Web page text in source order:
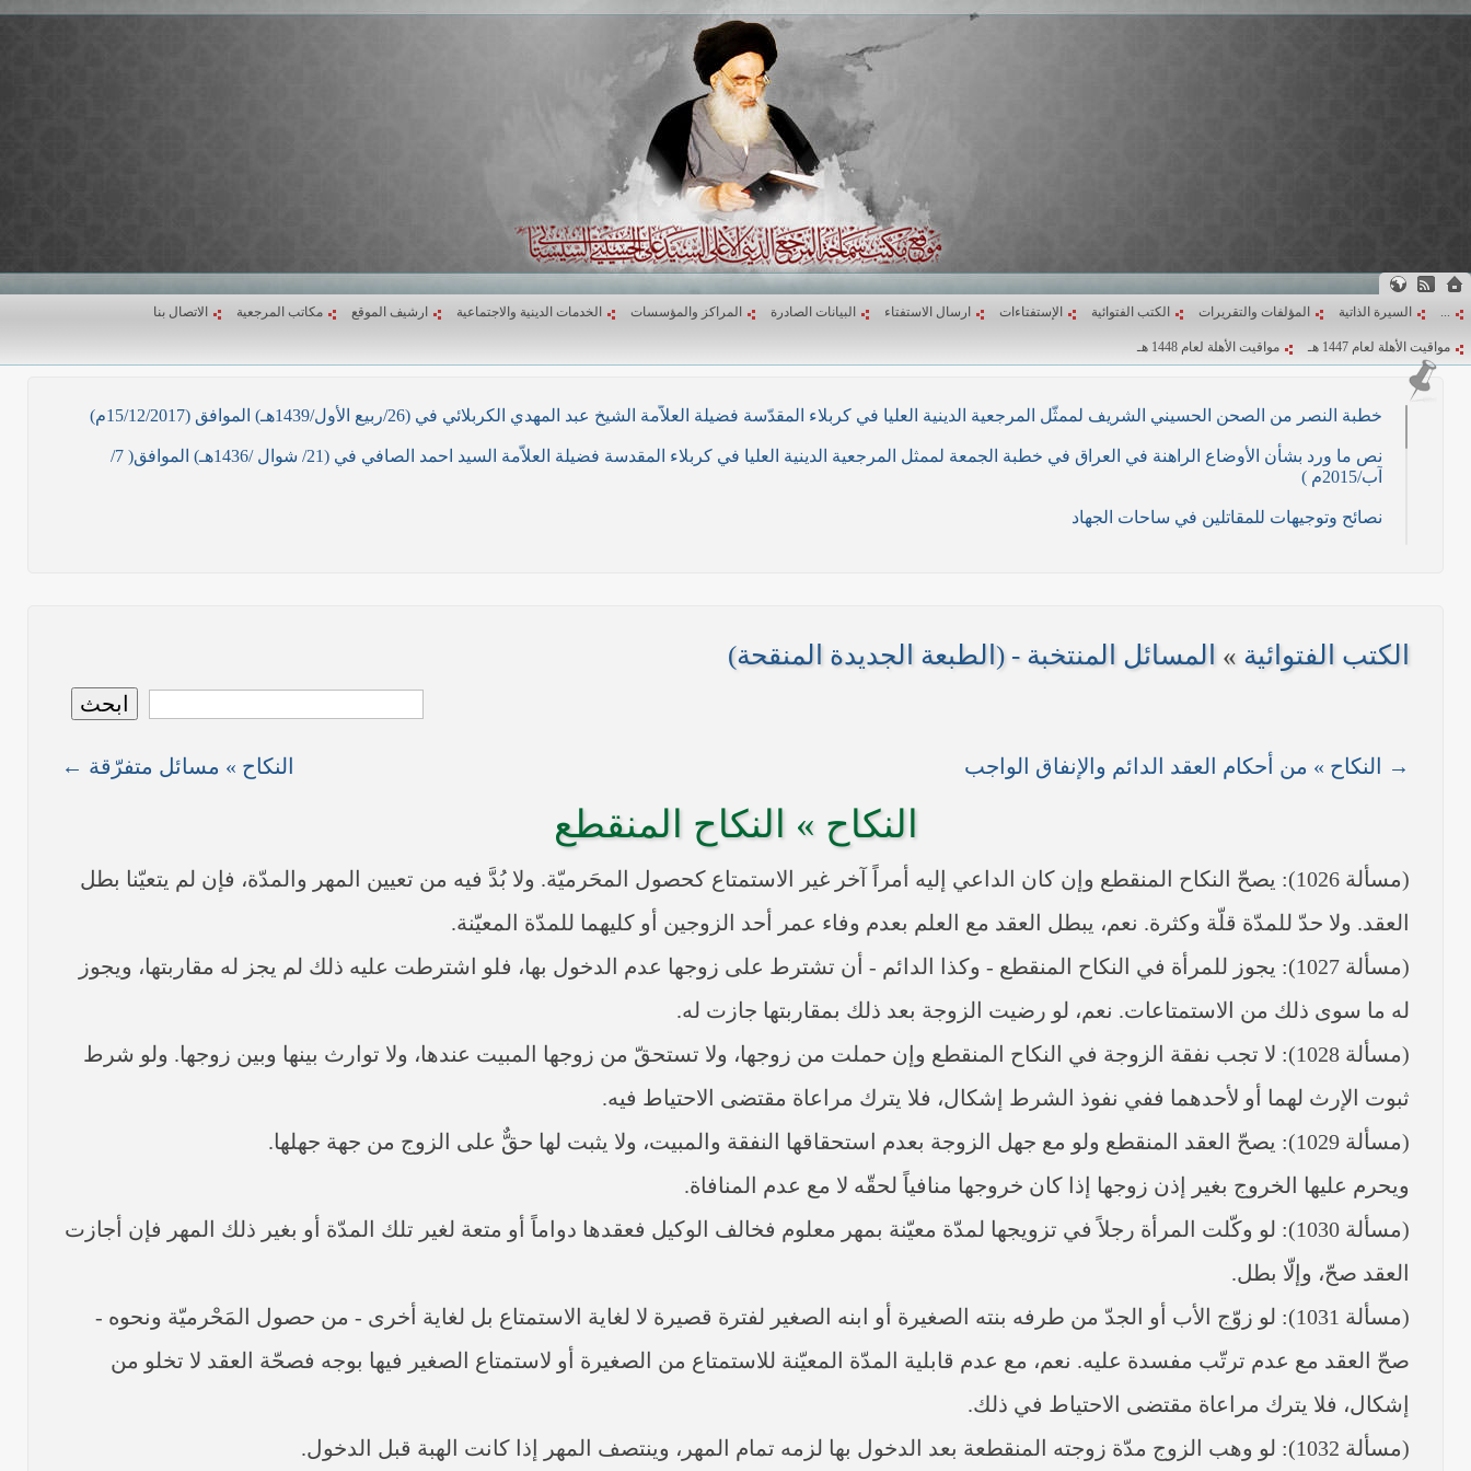
... السيرة الذاتية المؤلفات والتقريرات الكتب الفتوائية الإستفتاءات ارسال الاستفتاء البيانات الصادرة المراكز والمؤسسات الخدمات الدينية والاجتماعية ارشيف الموقع مكاتب المرجعية الاتصال بنا
مواقيت الأهلة لعام 1447 هـ مواقيت الأهلة لعام 1448 هـ
خطبة النصر من الصحن الحسيني الشريف لممثّل المرجعية الدينية العليا في كربلاء المقدّسة فضيلة العلاّمة الشيخ عبد المهدي الكربلائي في (26/ربيع الأول/1439هـ) الموافق (15/12/2017م)
نص ما ورد بشأن الأوضاع الراهنة في العراق في خطبة الجمعة لممثل المرجعية الدينية العليا في كربلاء المقدسة فضيلة العلاّمة السيد احمد الصافي في (21/ شوال /1436هـ) الموافق( 7/
آب/2015م )
نصائح وتوجيهات للمقاتلين في ساحات الجهاد
ما ورد في خطبة الجمعة لممثل المرجعية الدينية العليا في كربلاء المقدسة فضيلة العلاّمة الشيخ عبد المهدي الكربلائي في (14/ شعبان /1435هـ) الموافق ( 13/6/2014م ) بعد سيطرة (داعش)
بيان صادر من مكتب سماحة السيد السيستاني -دام ظلّه - في النجف الأشرف حول التطورات الأمنية الأخيرة في محافظة نينوى
الكتب الفتوائية » المسائل المنتخبة - (الطبعة الجديدة المنقحة)
ابحث
النكاح » مسائل متفرّقة ← → النكاح » من أحكام العقد الدائم والإنفاق الواجب
النكاح » النكاح المنقطع
(مسألة 1026): يصحّ النكاح المنقطع وإن كان الداعي إليه أمراً آخر غير الاستمتاع كحصول المحَرميّة. ولا بُدَّ فيه من تعيين المهر والمدّة، فإن لم يتعيّنا بطل
العقد. ولا حدّ للمدّة قلّة وكثرة. نعم، يبطل العقد مع العلم بعدم وفاء عمر أحد الزوجين أو كليهما للمدّة المعيّنة.
(مسألة 1027): يجوز للمرأة في النكاح المنقطع - وكذا الدائم - أن تشترط على زوجها عدم الدخول بها، فلو اشترطت عليه ذلك لم يجز له مقاربتها، ويجوز
له ما سوى ذلك من الاستمتاعات. نعم، لو رضيت الزوجة بعد ذلك بمقاربتها جازت له.
(مسألة 1028): لا تجب نفقة الزوجة في النكاح المنقطع وإن حملت من زوجها، ولا تستحقّ من زوجها المبيت عندها، ولا توارث بينها وبين زوجها. ولو شرط
ثبوت الإرث لهما أو لأحدهما ففي نفوذ الشرط إشكال، فلا يترك مراعاة مقتضى الاحتياط فيه.
(مسألة 1029): يصحّ العقد المنقطع ولو مع جهل الزوجة بعدم استحقاقها النفقة والمبيت، ولا يثبت لها حقٌّ على الزوج من جهة جهلها.
ويحرم عليها الخروج بغير إذن زوجها إذا كان خروجها منافياً لحقّه لا مع عدم المنافاة.
(مسألة 1030): لو وكّلت المرأة رجلاً في تزويجها لمدّة معيّنة بمهر معلوم فخالف الوكيل فعقدها دواماً أو متعة لغير تلك المدّة أو بغير ذلك المهر فإن أجازت
العقد صحّ، وإلّا بطل.
(مسألة 1031): لو زوّج الأب أو الجدّ من طرفه بنته الصغيرة أو ابنه الصغير لفترة قصيرة لا لغاية الاستمتاع بل لغاية أخرى - من حصول المَحْرميّة ونحوه -
صحّ العقد مع عدم ترتّب مفسدة عليه. نعم، مع عدم قابلية المدّة المعيّنة للاستمتاع من الصغيرة أو لاستمتاع الصغير فيها بوجه فصحّة العقد لا تخلو من
إشكال، فلا يترك مراعاة مقتضى الاحتياط في ذلك.
(مسألة 1032): لو وهب الزوج مدّة زوجته المنقطعة بعد الدخول بها لزمه تمام المهر، وينتصف المهر إذا كانت الهبة قبل الدخول.